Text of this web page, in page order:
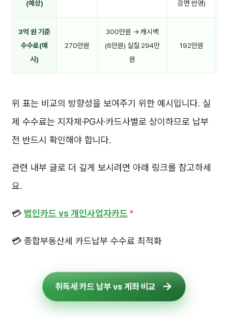
(예상) 감면 반영)
3억 원 기준
수수료(예
시)
270만원
300만원 → 캐시백
(6만원) 실질 294만
원
192만원
위 표는 비교의 방향성을 보여주기 위한 예시입니다. 실
제 수수료는 지자체·PG사·카드사별로 상이하므로 납부
전 반드시 확인해야 합니다.
관련 내부 글로 더 깊게 보시려면 아래 링크를 참고하세
요.
💳 법인카드 vs 개인사업자카드
💳 종합부동산세 카드납부 수수료 최적화
취득세 카드 납부 vs 계좌 비교